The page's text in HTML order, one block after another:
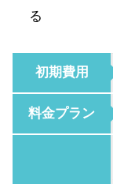
る
初期費用
料金プラン